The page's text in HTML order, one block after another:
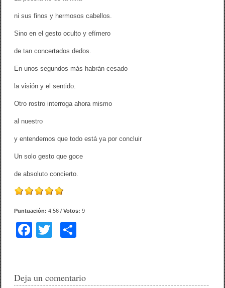
ni sus finos y hermosos cabellos.
Sino en el gesto oculto y efímero
de tan concertados dedos.
En unos segundos más habrán cesado
la visión y el sentido.
Otro rostro interroga ahora mismo
al nuestro
y entendemos que todo está ya por concluir
Un solo gesto que goce
de absoluto concierto.
Puntuación:4.56 / Votos:9
F
e
er p
Deja un comentario